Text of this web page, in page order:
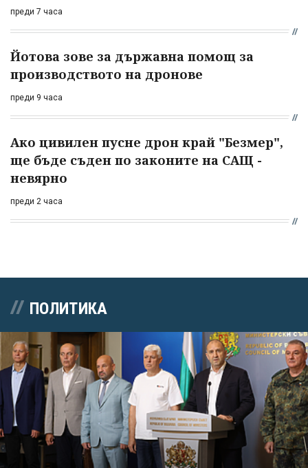
преди 7 часа
Йотова зове за държавна помощ за
производството на дронове
преди 9 часа
Ако цивилен пусне дрон край "Безмер",
ще бъде съден по законите на САЩ -
невярно
преди 2 часа
ПОЛИТИКА